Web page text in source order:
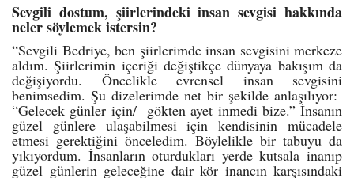
Sevgili dostum, şiirlerindeki insan sevgisi hakkında
neler söylemek istersin?
“Sevgili Bedriye, ben şiirlerimde insan sevgisini merkeze
aldım. Şiirlerimin içeriği değiştikçe dünyaya bakışım da
değişiyordu. Öncelikle evrensel insan sevgisini
benimsedim. Şu dizelerimde net bir şekilde anlaşılıyor:
“Gelecek günler için/ gökten ayet inmedi bize.” İnsanın
güzel günlere ulaşabilmesi için kendisinin mücadele
etmesi gerektiğini önceledim. Böylelikle bir tabuyu da
yıkıyordum. İnsanların oturdukları yerde kutsala inanıp
güzel günlerin geleceğine dair kör inancın karşısındaki